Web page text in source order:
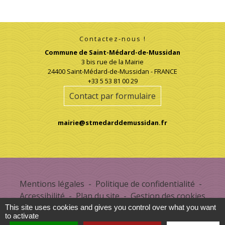
Contactez-nous !
Commune de Saint-Médard-de-Mussidan
3 bis rue de la Mairie
24400 Saint-Médard-de-Mussidan - FRANCE
+33 5 53 81 00 29
Contact par formulaire
mairie@stmedarddemussidan.fr
Mentions légales - Politique de confidentialité -
Accessibilité - Plan du site - Gestion des cookies
This site uses cookies and gives you control over what you want
to activate